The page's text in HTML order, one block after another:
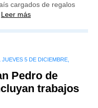
cargados de regalos
Leer más
5 DE DICIEMBRE,
Pedro de
trabajos